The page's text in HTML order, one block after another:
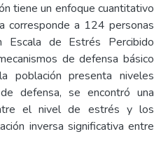
tiene un enfoque cuantitativo
corresponde a 124 personas
Escala de Estrés Percibido
de defensa básico
población presenta niveles
defensa, se encontró una
el nivel de estrés y los
inversa significativa entre